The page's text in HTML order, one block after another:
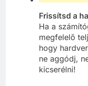
Frissítsd a
Ha a
megfelelő
hogy
ne aggódj,
kicserélni!